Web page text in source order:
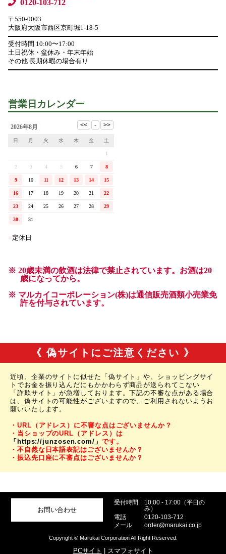
《 偽サイトにご注意ください 》
近頃、企業のサイトに似せた「偽サイト」や、ショッピングサイ
トでお金を振り込んだにもかかわらず商品が送られてこない
「詐欺サイト」が急増しております。下記の不審な点がある場合
は、偽サイトの可能性がございますので、ご利用されないようお
願いいたします。
・URL（アドレス）に不審な点はございませんか？
・当ショップのURL（アドレス）は
「https://junzosen.com/」 です。
・不自然な日本語表記はございませんか？
・振込先口座に不審点はございませんか？
お問い合わせ
受付時間
10:00 - 17:00（平日の
み）
電話
0120-103-712
メール
order@marukai.co.jp
Copyright © Marukai Corporation All Right Reserved.
PCサイト | スマフォサイト